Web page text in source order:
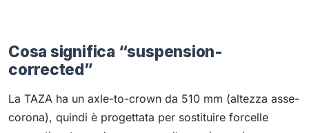
Cosa significa “suspension-
corrected”
La TAZA ha un axle-to-crown da 510 mm (altezza asse-
corona), quindi è progettata per sostituire forcelle